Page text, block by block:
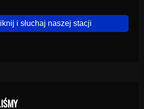
i słuchaj naszej stacji